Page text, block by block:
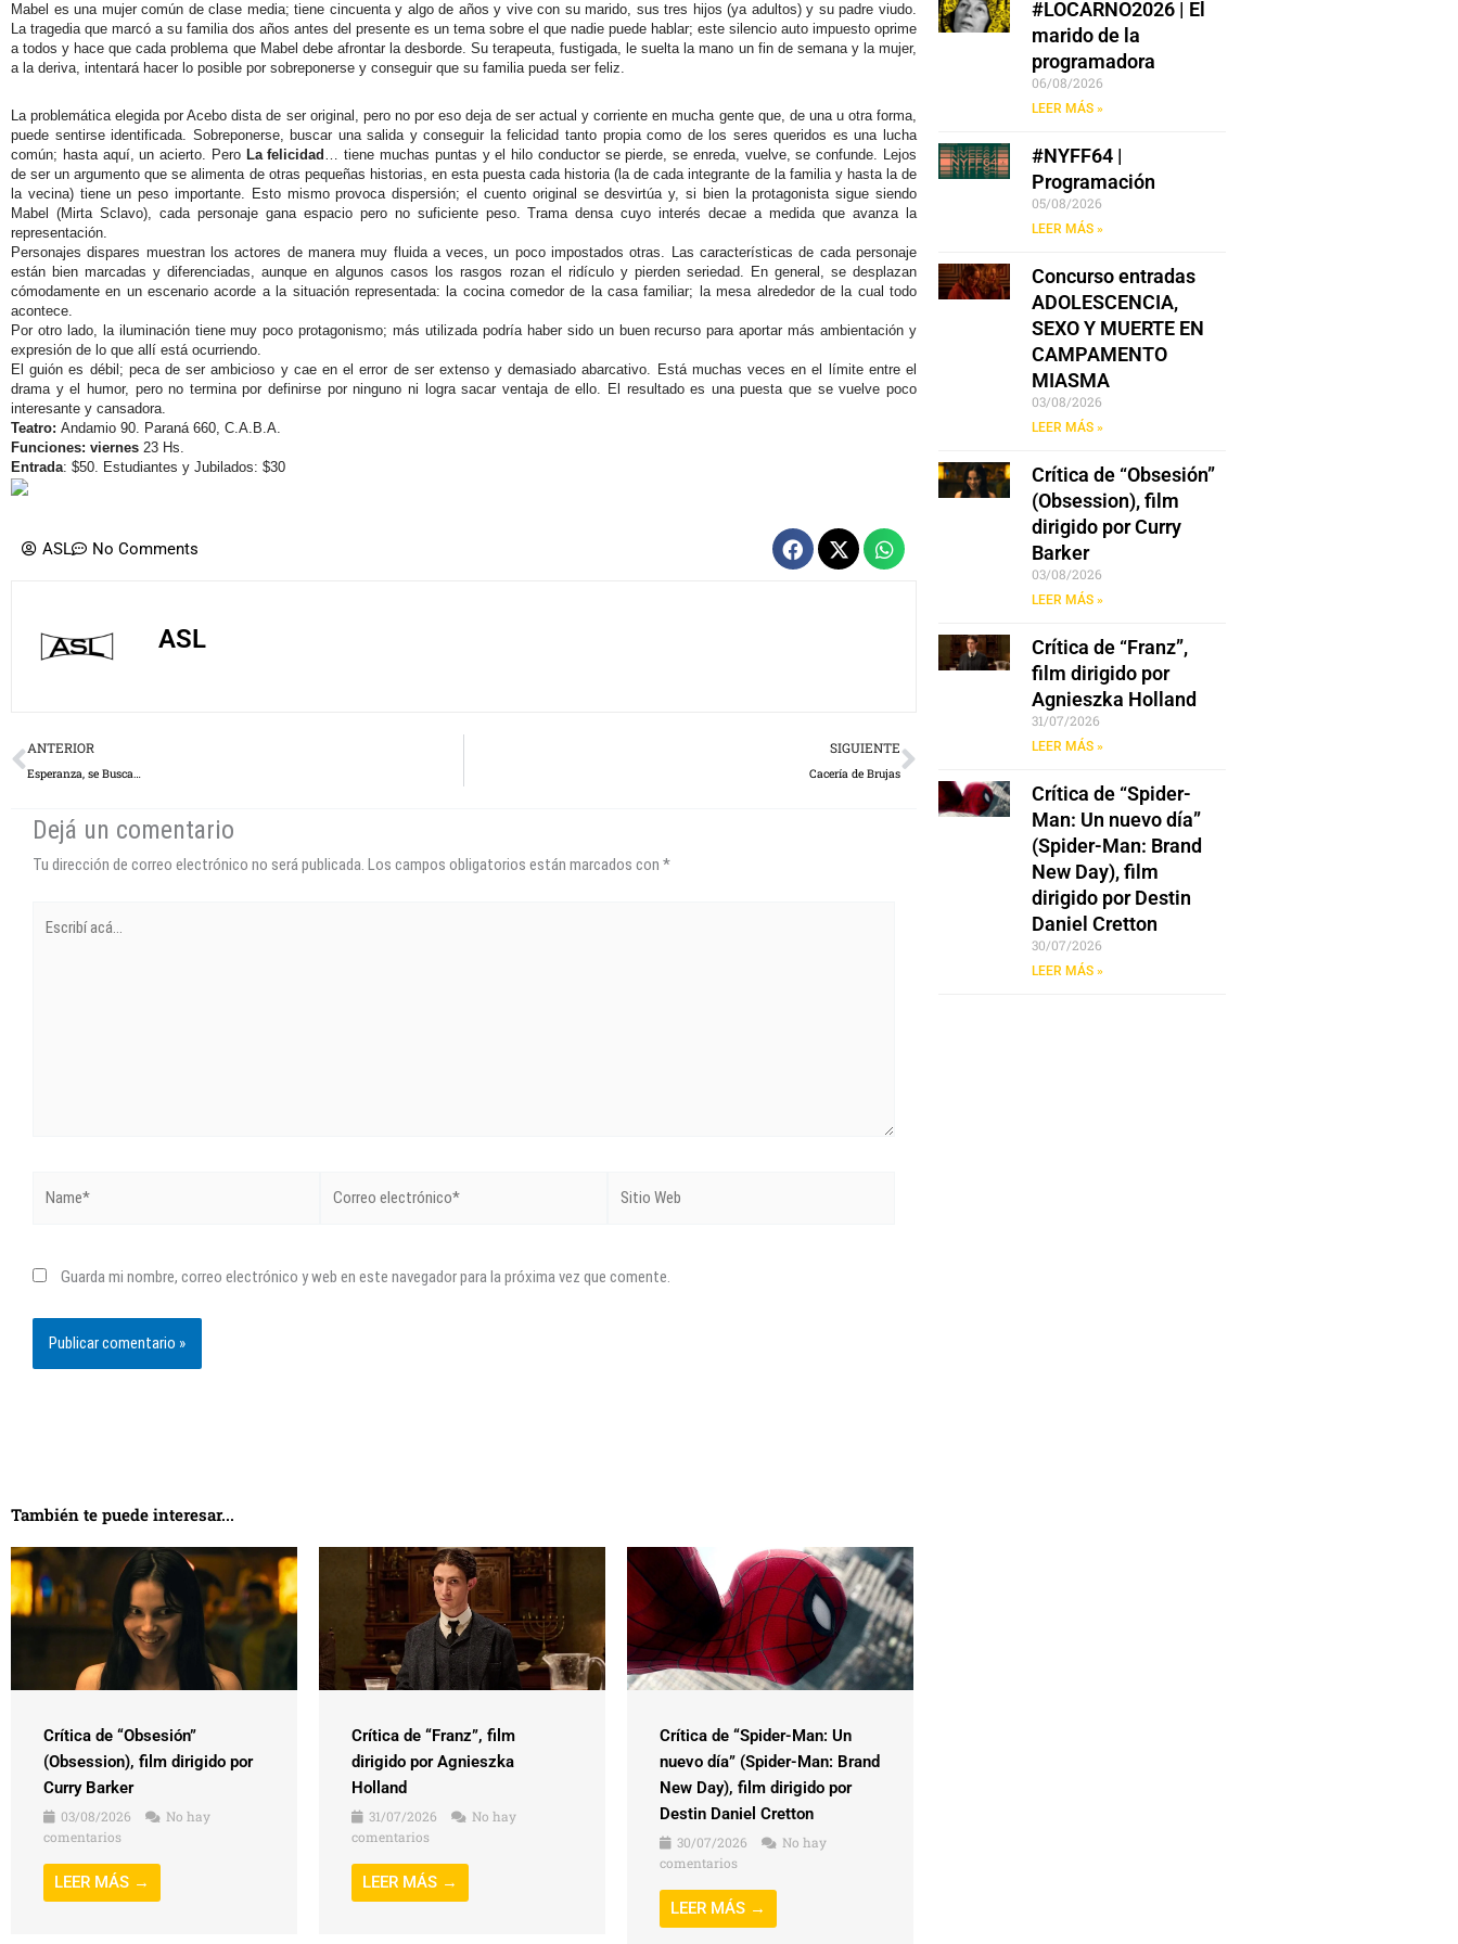
Mabel es una mujer común de clase media; tiene cincuenta y algo de años y vive con su marido, sus tres hijos (ya adultos) y su padre viudo.
La tragedia que marcó a su familia dos años antes del presente es un tema sobre el que nadie puede hablar; este silencio auto impuesto oprime
a todos y hace que cada problema que Mabel debe afrontar la desborde. Su terapeuta, fustigada, le suelta la mano un fin de semana y la mujer,
a la deriva, intentará hacer lo posible por sobreponerse y conseguir que su familia pueda ser feliz.
La problemática elegida por Acebo dista de ser original, pero no por eso deja de ser actual y corriente en mucha gente que, de una u otra forma,
puede sentirse identificada. Sobreponerse, buscar una salida y conseguir la felicidad tanto propia como de los seres queridos es una lucha
común; hasta aquí, un acierto. Pero La felicidad … tiene muchas puntas y el hilo conductor se pierde, se enreda, vuelve, se confunde. Lejos
de ser un argumento que se alimenta de otras pequeñas historias, en esta puesta cada historia (la de cada integrante de la familia y hasta la de
la vecina) tiene un peso importante. Esto mismo provoca dispersión; el cuento original se desvirtúa y, si bien la protagonista sigue siendo
Mabel (Mirta Sclavo), cada personaje gana espacio pero no suficiente peso. Trama densa cuyo interés decae a medida que avanza la
representación.
Personajes dispares muestran los actores de manera muy fluida a veces, un poco impostados otras. Las características de cada personaje
están bien marcadas y diferenciadas, aunque en algunos casos los rasgos rozan el ridículo y pierden seriedad. En general, se desplazan
cómodamente en un escenario acorde a la situación representada: la cocina comedor de la casa familiar; la mesa alrededor de la cual todo
acontece.
Por otro lado, la iluminación tiene muy poco protagonismo; más utilizada podría haber sido un buen recurso para aportar más ambientación y
expresión de lo que allí está ocurriendo.
El guión es débil; peca de ser ambicioso y cae en el error de ser extenso y demasiado abarcativo. Está muchas veces en el límite entre el
drama y el humor, pero no termina por definirse por ninguno ni logra sacar ventaja de ello. El resultado es una puesta que se vuelve poco
interesante y cansadora.
Teatro: Andamio 90. Paraná 660, C.A.B.A.
Funciones: viernes 23 Hs.
Entrada: $50. Estudiantes y Jubilados: $30
ASL No Comments
ASL
Prev
ANTERIOR
Esperanza, se Busca…
SIGUIENTE
Cacería de Brujas
Next
Dejá un comentario
Tu dirección de correo electrónico no será publicada. Los campos obligatorios están marcados con *
acá...
electrónico*
Web
Guarda mi nombre, correo electrónico y web en este navegador para la próxima vez que comente.
También te puede interesar...
Crítica de “Obsesión”
(Obsession), film dirigido por
Curry Barker
03/08/2026
No hay
comentarios
LEER MÁS →
Crítica de “Franz”, film
dirigido por Agnieszka
Holland
31/07/2026
No hay
comentarios
LEER MÁS →
Crítica de “Spider-Man: Un
nuevo día” (Spider-Man: Brand
New Day), film dirigido por
Destin Daniel Cretton
30/07/2026
No hay
comentarios
LEER MÁS →
#LOCARNO2026 | El
marido de la
programadora
06/08/2026
LEER MÁS »
#NYFF64 |
Programación
05/08/2026
LEER MÁS »
Concurso entradas
ADOLESCENCIA,
SEXO Y MUERTE EN
CAMPAMENTO
MIASMA
03/08/2026
LEER MÁS »
Crítica de “Obsesión”
(Obsession), film
dirigido por Curry
Barker
03/08/2026
LEER MÁS »
Crítica de “Franz”,
film dirigido por
Agnieszka Holland
31/07/2026
LEER MÁS »
Crítica de “Spider-
Man: Un nuevo día”
(Spider-Man: Brand
New Day), film
dirigido por Destin
Daniel Cretton
30/07/2026
LEER MÁS »